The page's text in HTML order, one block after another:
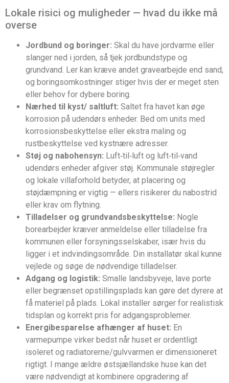
Lokale risici og muligheder — hvad du ikke må
overse
Jordbund og boringer: Skal du have jordvarme eller
slanger ned i jorden, så tjek jordbundstype og
grundvand. Ler kan kræve andet gravearbejde end sand,
og boringsomkostninger stiger hvis der er meget sten
eller behov for dybere boring.
Nærhed til kyst/ saltluft: Saltet fra havet kan øge
korrosion på udendørs enheder. Bed om units med
korrosionsbeskyttelse eller ekstra maling og
rustbeskyttelse ved kystnære adresser.
Støj og nabohensyn: Luft‑til‑luft og luft‑til‑vand
udendørs enheder afgiver støj. Kommunale støjregler
og lokale villaforhold betyder, at placering og
støjdæmpning er vigtig — ellers risikerer du nabostrid
eller krav om flytning.
Tilladelser og grundvandsbeskyttelse: Nogle
borearbejder kræver anmeldelse eller tilladelse fra
kommunen eller forsyningsselskaber, især hvis du
ligger i et indvindingsområde. Din installatør skal kunne
vejlede og søge de nødvendige tilladelser.
Adgang og logistik: Smalle landsbyveje, lave porte
eller begrænset opstillingsplads kan gøre det dyrere at
få materiel på plads. Lokal installer sørger for realistisk
tidsplan og korrekt pris for adgangsproblemer.
Energibesparelse afhænger af huset: En
varmepumpe virker bedst når huset er ordentligt
isoleret og radiatorerne/gulvvarmen er dimensioneret
rigtigt. I mange ældre østsjællandske huse kan det
være nødvendigt at kombinere opgradering af